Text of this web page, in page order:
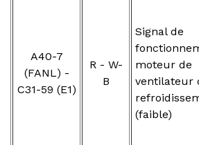
A40-7
(FANL) -
C31-59 (E1)
R - W-
B
Signal de
moteur de
ventilateur
(faible)